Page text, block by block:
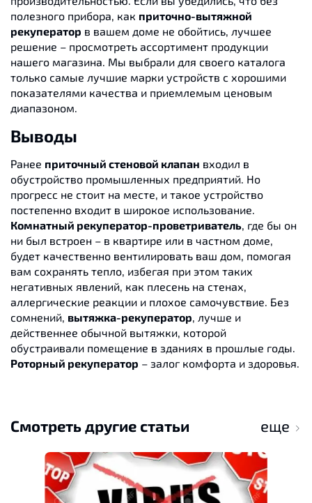
полезного прибора, как приточно-вытяжной
рекуператор в вашем доме не обойтись, лучшее
решение – просмотреть ассортимент продукции
нашего магазина. Мы выбрали для своего каталога
только самые лучшие марки устройств с хорошими
показателями качества и приемлемым ценовым
диапазоном.
Выводы
Ранее приточный стеновой клапан входил в
обустройство промышленных предприятий. Но
прогресс не стоит на месте, и такое устройство
постепенно входит в широкое использование.
Комнатный рекуператор-проветриватель, где бы он
ни был встроен – в квартире или в частном доме,
будет качественно вентилировать ваш дом, помогая
вам сохранять тепло, избегая при этом таких
негативных явлений, как плесень на стенах,
аллергические реакции и плохое самочувствие. Без
сомнений, вытяжка-рекуператор, лучше и
действеннее обычной вытяжки, которой
обустраивали помещение в зданиях в прошлые годы.
Роторный рекуператор – залог комфорта и здоровья.
Смотреть другие статьи еще